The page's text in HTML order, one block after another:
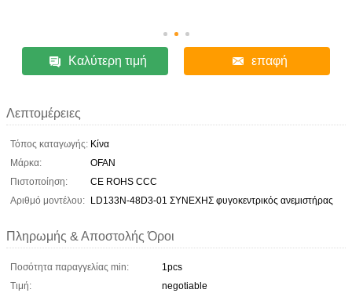
Καλύτερη τιμή επαφή
Λεπτομέρειες
Τόπος καταγωγής: Κίνα
Μάρκα:
OFAN
Πιστοποίηση:
CE ROHS CCC
Αριθμό μοντέλου: LD133N-48D3-01 ΣΥΝΕΧΗΣ φυγοκεντρικός ανεμιστήρας
Πληρωμής & Αποστολής Όροι
Ποσότητα παραγγελίας min:
1pcs
Τιμή:
negotiable